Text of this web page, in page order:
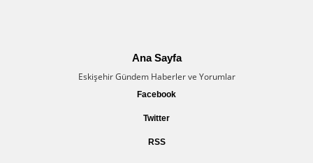
Ana Sayfa
Eskişehir Gündem Haberler ve Yorumlar
Facebook
Twitter
RSS